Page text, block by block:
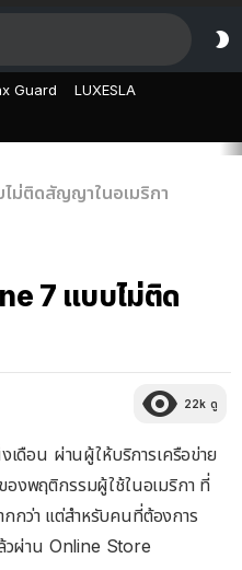
Guard LUXESLA
ม่ติดสัญญาในอเมริกา
7 แบบไม่ติด
22k ดู
เดือน ผ่านผู้ให้บริการเครือข่าย
องพฤติกรรมผู้ใช้ในอเมริกา ที่
กว่า แต่สำหรับคนที่ต้องการ
ล้วผ่าน Online Store